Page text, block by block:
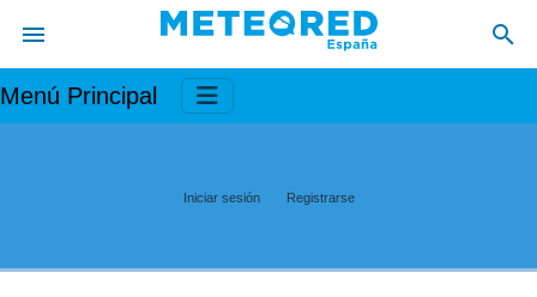
Menú Principal
Iniciar sesión Registrarse